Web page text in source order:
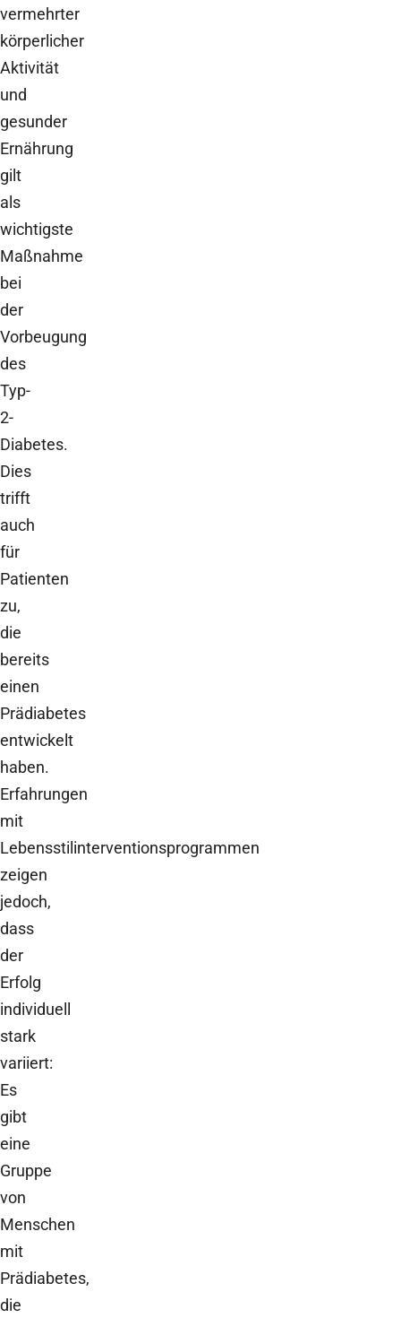
vermehrter
körperlicher
Aktivität
und
gesunder
Ernährung
gilt
als
wichtigste
Maßnahme
bei
der
Vorbeugung
des
Typ-
2-
Diabetes.
Dies
trifft
auch
für
Patienten
zu,
die
bereits
einen
Prädiabetes
entwickelt
haben.
Erfahrungen
mit
Lebensstilinterventionsprogrammen
zeigen
jedoch,
dass
der
Erfolg
individuell
stark
variiert:
Es
gibt
eine
Gruppe
von
Menschen
mit
Prädiabetes,
die